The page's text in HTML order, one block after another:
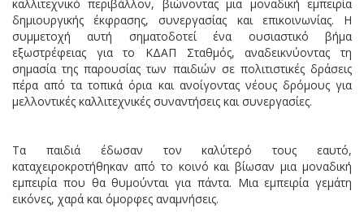
καλλιτεχνικό περιβάλλον, βιώνοντας μια μοναδική εμπειρία
δημιουργικής έκφρασης, συνεργασίας και επικοινωνίας. Η
συμμετοχή αυτή σηματοδοτεί ένα ουσιαστικό βήμα
εξωστρέφειας για το ΚΔΑΠ Σταθμός, αναδεικνύοντας τη
σημασία της παρουσίας των παιδιών σε πολιτιστικές δράσεις
πέρα από τα τοπικά όρια και ανοίγοντας νέους δρόμους για
μελλοντικές καλλιτεχνικές συναντήσεις και συνεργασίες.
Τα παιδιά έδωσαν τον καλύτερό τους εαυτό,
καταχειροκροτήθηκαν από το κοινό και βίωσαν μια μοναδική
εμπειρία που θα θυμούνται για πάντα. Μια εμπειρία γεμάτη
εικόνες, χαρά και όμορφες αναμνήσεις.